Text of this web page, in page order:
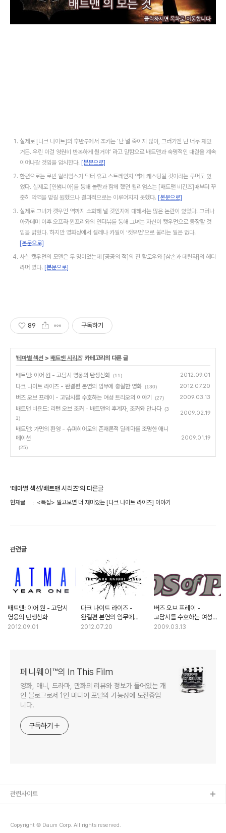
실제로 [다크 나이트]의 후반부에서 조커는 '난 널 죽이지 않아, 그러기엔 넌 너무 재밌
거든. 우린 이걸 영원히 반복하게 될거야' 라고 말함으로 배트맨과 숙명적인 대결을 계속
이어나갈 것임을 암시한다. [본문으로]
한편으로는 로빈 윌리엄스가 닥터 휴고 스트레인지 역에 캐스팅될 것이라는 루머도 있
었다. 실제로 [인썸니아]를 통해 놀란과 함께 했던 윌리엄스는 [배트맨 비긴즈]때부터 꾸
준히 악역을 맡길 원했으나 결과적으로는 이루어지지 못했다. [본문으로]
실제로 그녀가 캣우먼 역까지 소화해 낼 것인지에 대해서는 많은 논란이 있었다. 그러나
아카데미 이후 오프라 윈프리와의 인터뷰를 통해 그녀는 자신이 캣우먼으로 등장할 것
임을 밝혔다. 하지만 영화상에서 셀레나 카일이 ‘캣우먼’으로 불리는 일은 없다.
[본문으로]
사실 캣우먼의 모델은 두 명이었는데 [공공의 적]의 진 할로우와 [삼손과 데릴라]의 헤디
라머 였다. [본문으로]
89 구독하기
'테마별 섹션 > 배트맨 시리즈' 카테고리의 다른 글
배트맨: 이어 원 - 고담시 영웅의 탄생신화 (11) 2012.09.01
다크 나이트 라이즈 - 완결편 본연의 임무에 충실한 영화 (130) 2012.07.20
버즈 오브 프레이 - 고담시를 수호하는 여성 트리오의 이야기 (27) 2009.03.13
배트맨 비욘드: 리턴 오브 조커 - 배트맨의 후계자, 조커와 만나다 (3
1)
2009.02.19
배트맨: 가면의 환영 - 슈퍼히어로의 존재론적 딜레마를 조명한 애니
메이션
(25)
2009.01.19
'테마별 섹션/배트맨 시리즈'의 다른글
현재글 <특집> 알고보면 더 재미있는 [다크 나이트 라이즈] 이야기
관련글
배트맨: 이어 원 - 고담시
영웅의 탄생신화
2012.09.01
다크 나이트 라이즈 -
완결편 본연의 임무에
충실한 영화
2012.07.20
버즈 오브 프레이 -
고담시를 수호하는 여성
트리오의 이야기
2009.03.13
페니웨이™의 In This Film
영화, 애니, 드라마, 만화의 리뷰와 정보가 들어있는 개
인 블로그로서 1인 미디어 포털의 가능성에 도전중입
니다.
구독하기
Copyright © Daum Corp. All rights reserved.
관련사이트